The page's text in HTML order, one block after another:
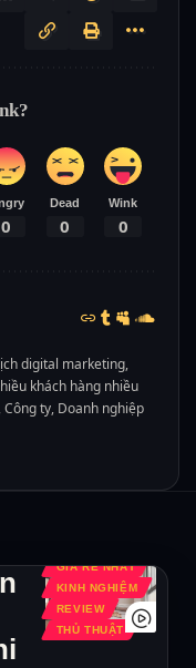
0
Dead
0
Wink
0
digital marketing,
khách hàng nhiều
ty, Doanh nghiệp
GIÁ RẺ NHẤT
KINH NGHIỆM
REVIEW
THỦ THUẬT